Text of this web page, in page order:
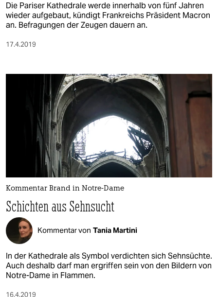
Die Pariser Kathedrale werde innerhalb von fünf Jahren
wieder aufgebaut, kündigt Frankreichs Präsident Macron
an. Befragungen der Zeugen dauern an.
17.4.2019
Kommentar Brand in Notre-Dame
Schichten aus Sehnsucht
Kommentar von Tania Martini
In der Kathedrale als Symbol verdichten sich Sehnsüchte.
Auch deshalb darf man ergriffen sein von den Bildern von
Notre-Dame in Flammen.
16.4.2019